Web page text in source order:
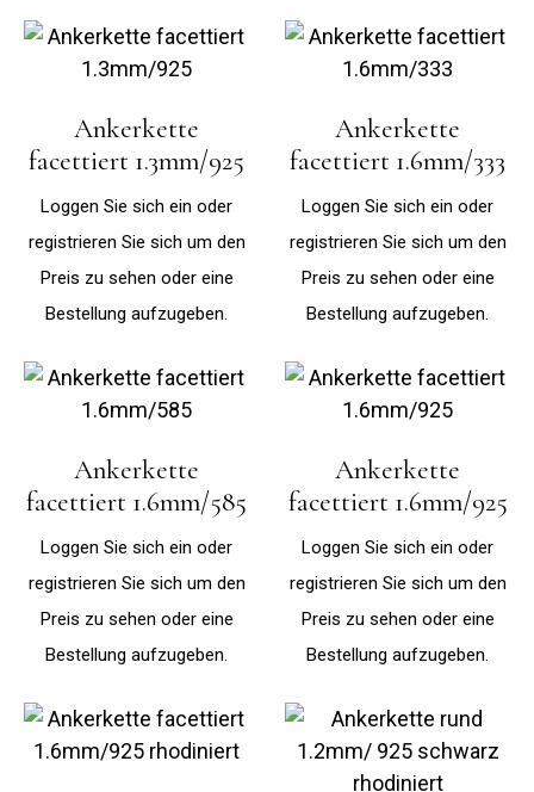
Ankerkette
facettiert 1.3mm/925
Loggen Sie sich ein oder
registrieren Sie sich um den
Preis zu sehen oder eine
Bestellung aufzugeben.
Ankerkette
facettiert 1.6mm/333
Loggen Sie sich ein oder
registrieren Sie sich um den
Preis zu sehen oder eine
Bestellung aufzugeben.
Ankerkette
facettiert 1.6mm/585
Loggen Sie sich ein oder
registrieren Sie sich um den
Preis zu sehen oder eine
Bestellung aufzugeben.
Ankerkette
facettiert 1.6mm/925
Loggen Sie sich ein oder
registrieren Sie sich um den
Preis zu sehen oder eine
Bestellung aufzugeben.